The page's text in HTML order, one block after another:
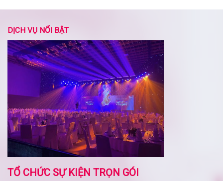
DỊCH VỤ NỔI BẬT
TỔ CHỨC SỰ KIỆN TRỌN GÓI